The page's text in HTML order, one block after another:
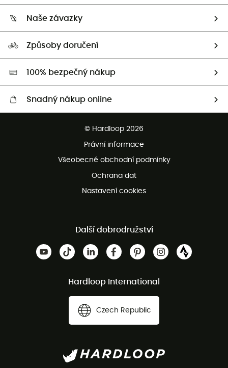
Vrácení zboží a peněz
Naši Ambasadoři
Naše závazky
Second hand
HardGreen
Způsoby doručení
100% bezpečný nákup
Snadný nákup online
Bezplatné vrácení do 100 dnů
Bezplatná zákaznická služba
© Hardloop 2026
Právní informace
Všeobecné obchodní podmínky
Ochrana dat
Nastavení cookies
Další dobrodružství
Hardloop International
Czech Republic